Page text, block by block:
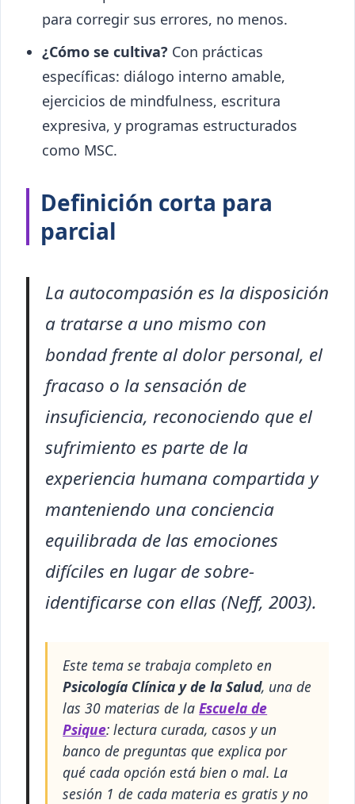
para corregir sus errores, no menos.
¿Cómo se cultiva? Con prácticas
específicas: diálogo interno amable,
ejercicios de mindfulness, escritura
expresiva, y programas estructurados
como MSC.
Definición corta para
parcial
La autocompasión es la disposición
a tratarse a uno mismo con
bondad frente al dolor personal, el
fracaso o la sensación de
insuficiencia, reconociendo que el
sufrimiento es parte de la
experiencia humana compartida y
manteniendo una conciencia
equilibrada de las emociones
difíciles en lugar de sobre-
identificarse con ellas (Neff, 2003).
Este tema se trabaja completo en
Psicología Clínica y de la Salud, una de
las 30 materias de laEscuela de
Psique: lectura curada, casos y un
banco de preguntas que explica por
qué cada opción está bien o mal. La
sesión 1 de cada materia es gratis y no